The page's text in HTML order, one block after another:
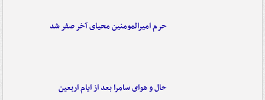
حرم امیرالمومنین محیای آخر صفر شد
حال و هوای سامرا بعد از ایام اربعین